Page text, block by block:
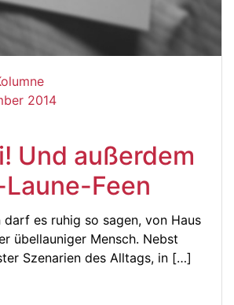
2014
Und außerdem
Feen
darf es ruhig so sagen, von Haus
übellauniger Mensch. Nebst
Szenarien des Alltags, in […]